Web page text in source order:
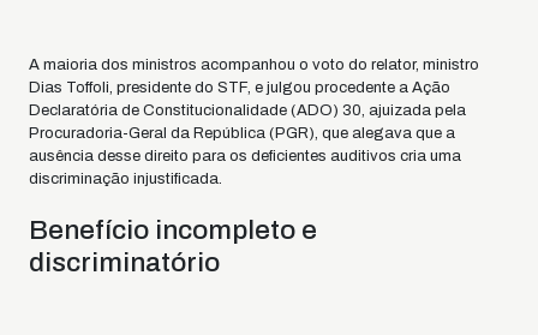
A maioria dos ministros acompanhou o voto do relator, ministro
Dias Toffoli, presidente do STF, e julgou procedente a Ação
Declaratória de Constitucionalidade (ADO) 30, ajuizada pela
Procuradoria-Geral da República (PGR), que alegava que a
ausência desse direito para os deficientes auditivos cria uma
discriminação injustificada.
Benefício incompleto e
discriminatório